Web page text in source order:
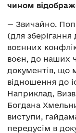
чином
— Звичайно.
(для зберігання
воєнних
воєн, до наших
документів, що
відношення до
Наприклад,
Богдана
виступи,
передусім в